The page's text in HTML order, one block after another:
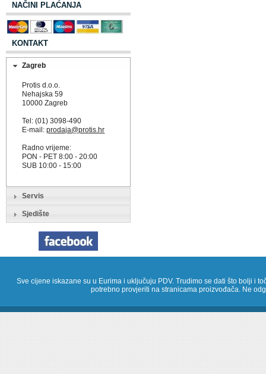
NAČINI PLAĆANJA
KONTAKT
Zagreb
Protis d.o.o.
Nehajska 59
10000 Zagreb
Tel: (01) 3098-490
E-mail:prodaja@protis.hr
Radno vrijeme:
PON - PET 8:00 - 20:00
SUB 10:00 - 15:00
Servis
Sjedište
Sve cijene iskazane su u Eurima i uključuju PDV. Trudimo se dati što bolji i
potrebno provjeriti na stranicama proizvođača. Ne